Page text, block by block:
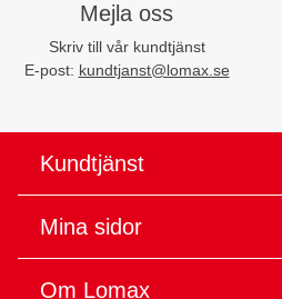
Mejla oss
Skriv till vår kundtjänst
E-post: kundtjanst@lomax.se
Kundtjänst
Mina sidor
Om Lomax